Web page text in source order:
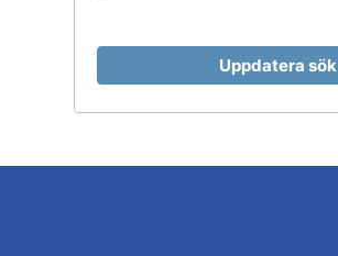
Uppdatera sök